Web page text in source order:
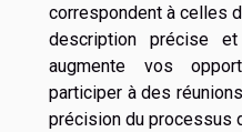
correspondent à celles
description précise
augmente vos
participer à des
précision du processus